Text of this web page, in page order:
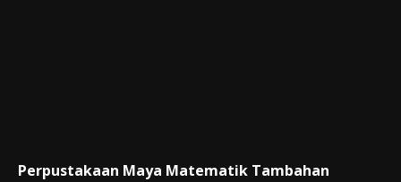
Perpustakaan Maya Matematik Tambahan